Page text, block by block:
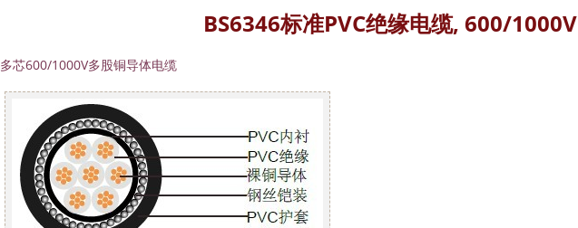
BS6346标准PVC绝缘电缆, 600/1000V
多芯600/1000V多股铜导体电缆